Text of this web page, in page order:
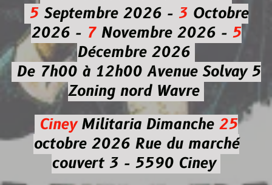
5Septembre 2026 - 3Octobre
2026 -7Novembre 2026 - 5
Décembre 2026
De 7h00 à 12h00 Avenue Solvay 5
Zoning nord Wavre
CineyMilitaria Dimanche 25
octobre 2026Rue du marché
couvert 3 - 5590 Ciney